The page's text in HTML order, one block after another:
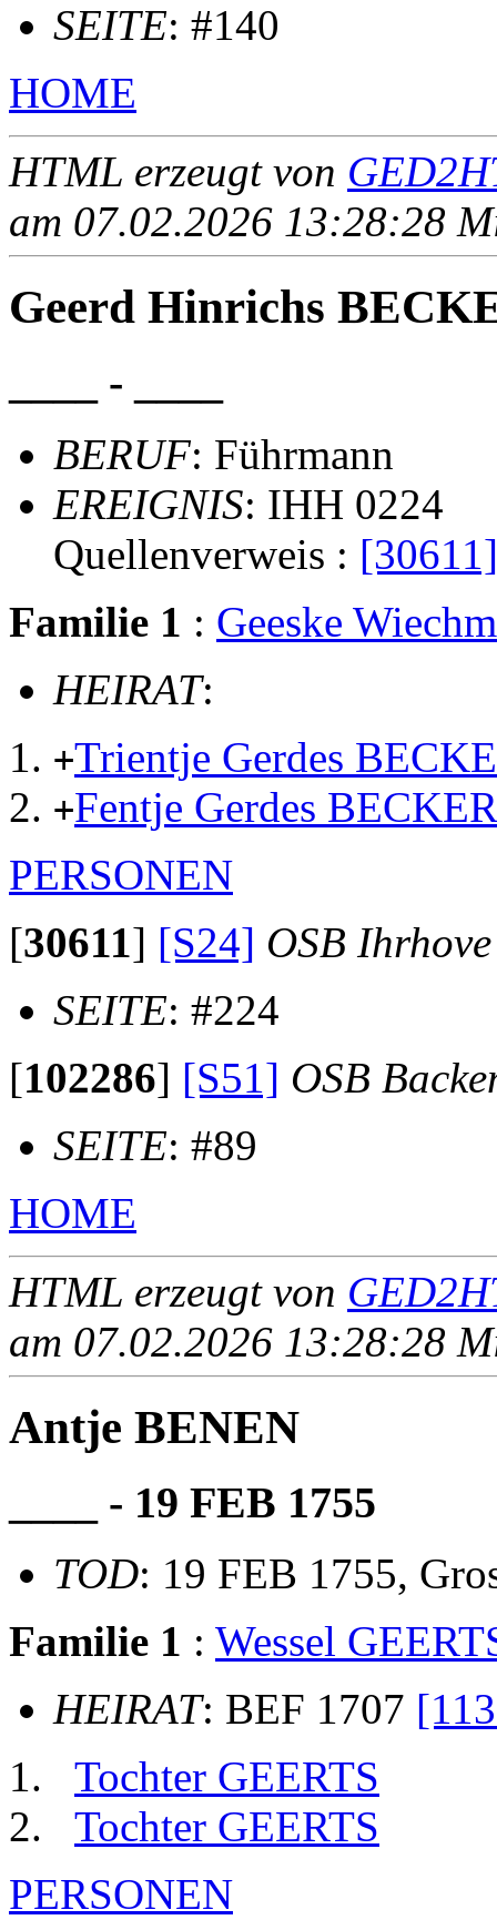
SEITE: #140
HOME
HTML erzeugt von
am 07.02.2026 13:28:28
Geerd Hinrichs
____ - ____
BERUF: Führmann
EREIGNIS: IHH 0224
Quellenverweis : [30611]
Familie 1 : Geeske
HEIRAT:
+Trientje Gerdes
+Fentje Gerdes BECKER
PERSONEN
[30611] [S24] OSB Ihrhove
SEITE: #224
[102286] [S51] OSB
SEITE: #89
HOME
HTML erzeugt von
am 07.02.2026 13:28:28
Antje BENEN
____ - 19 FEB 1755
TOD: 19 FEB 1755,
Familie 1 : Wessel
HEIRAT: BEF 1707
Tochter GEERTS
Tochter GEERTS
PERSONEN